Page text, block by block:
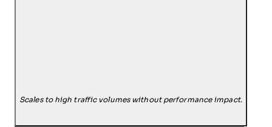
Scales to high traffic volumes without performance impact.